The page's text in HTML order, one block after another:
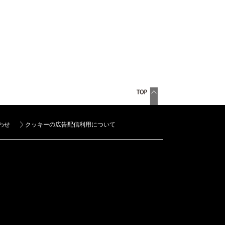
せ クッキーの広告配信利用について